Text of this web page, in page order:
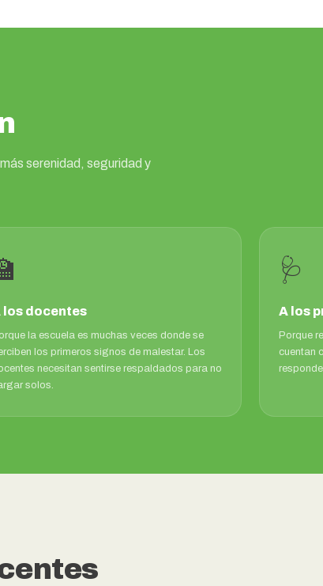
serenidad, seguridad y
los docentes
la escuela es muchas veces donde se
los primeros signos de malestar. Los
necesitan sentirse respaldados para no
solos.
🩺
A los
Porque
cuentan